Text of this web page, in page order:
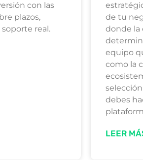
con las
plazos,
real.
de tu
donde la
equipo
como la
debes
LEER